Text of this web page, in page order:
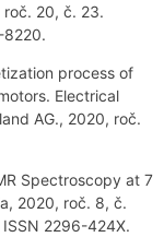
roč. 20, č. 23.
8220.
process of
Electrical
AG., 2020, roč.
Spectroscopy at 7
2020, roč. 8, č.
2296-424X.